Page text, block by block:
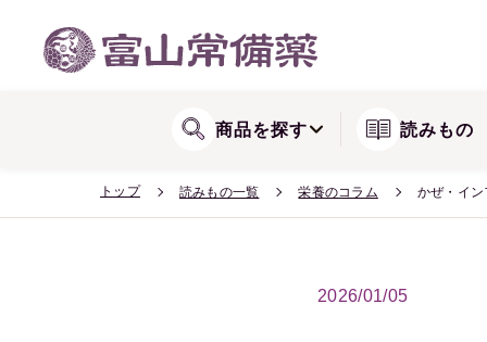
商品を探す
リョウシンシリー
読みもの
トップ 読みもの一覧 栄養のコラム かぜ・イ
2026/01/05